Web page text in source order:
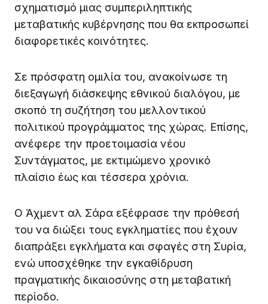
σχηματισμό μιας συμπεριληπτικής
μεταβατικής κυβέρνησης που θα εκπροσωπεί
διαφορετικές κοινότητες.
Σε πρόσφατη ομιλία του, ανακοίνωσε τη
διεξαγωγή διάσκεψης εθνικού διαλόγου, με
σκοπό τη συζήτηση του μελλοντικού
πολιτικού προγράμματος της χώρας. Επίσης,
ανέφερε την προετοιμασία νέου
Συντάγματος, με εκτιμώμενο χρονικό
πλαίσιο έως και τέσσερα χρόνια.
Ο Άχμεντ αλ Σάρα εξέφρασε την πρόθεσή
του να διώξει τους εγκληματίες που έχουν
διαπράξει εγκλήματα και σφαγές στη Συρία,
ενώ υποσχέθηκε την εγκαθίδρυση
πραγματικής δικαιοσύνης στη μεταβατική
περίοδο.